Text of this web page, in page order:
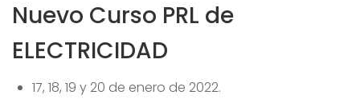
Nuevo Curso PRL de
ELECTRICIDAD
17, 18, 19 y 20 de enero de 2022.